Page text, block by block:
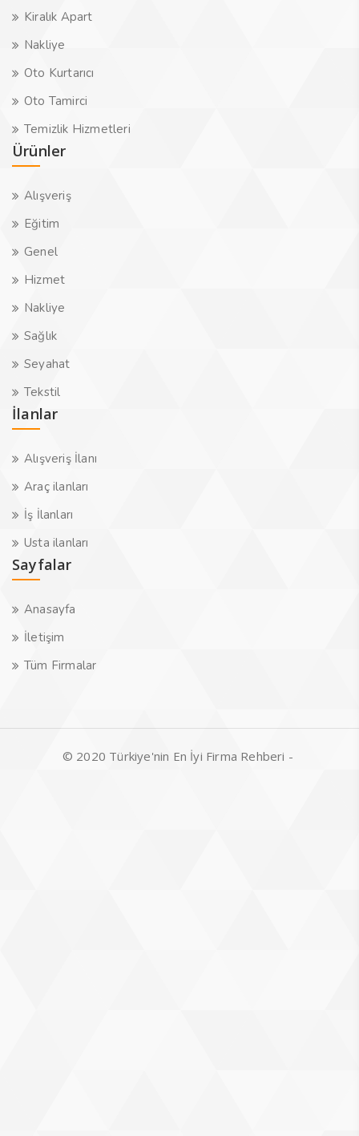
Kiralık Apart
Nakliye
Oto Kurtarıcı
Oto Tamirci
Temizlik Hizmetleri
Ürünler
Alışveriş
Eğitim
Genel
Hizmet
Nakliye
Sağlık
Seyahat
Tekstil
İlanlar
Alışveriş İlanı
Araç ilanları
İş İlanları
Usta ilanları
Sayfalar
Anasayfa
İletişim
Tüm Firmalar
© 2020 Türkiye'nin En İyi Firma Rehberi -